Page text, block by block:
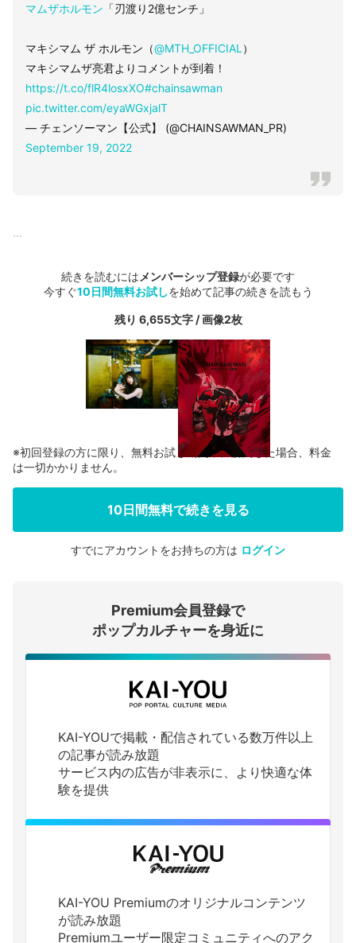
マムザホルモン 「刃渡り2億センチ」
マキシマム ザ ホルモン（@MTH_OFFICIAL）
マキシマムザ亮君よりコメントが到着！
https://t.co/flR4losxXO#chainsawman
pic.twitter.com/eyaWGxjalT
— チェンソーマン【公式】 (@CHAINSAWMAN_PR)
September 19, 2022
...
続きを読むにはメンバーシップ登録が必要です
今すぐ10日間無料お試しを始めて記事の続きを読もう
残り 6,655文字 / 画像2枚
会員登録する
ログインする
※初回登録の方に限り、無料お試し期間中に解約した場合、料金
は一切かかりません。
10日間無料で続きを見る
すでにアカウントをお持ちの方は ログイン
Premium会員登録で
ポップカルチャーを身近に
KAI-YOUで掲載・配信されている数万件以上
の記事が読み放題
サービス内の広告が非表示に、より快適な体
験を提供
KAI-YOU Premiumのオリジナルコンテンツ
が読み放題
Premiumユーザー限定コミュニティへのアク